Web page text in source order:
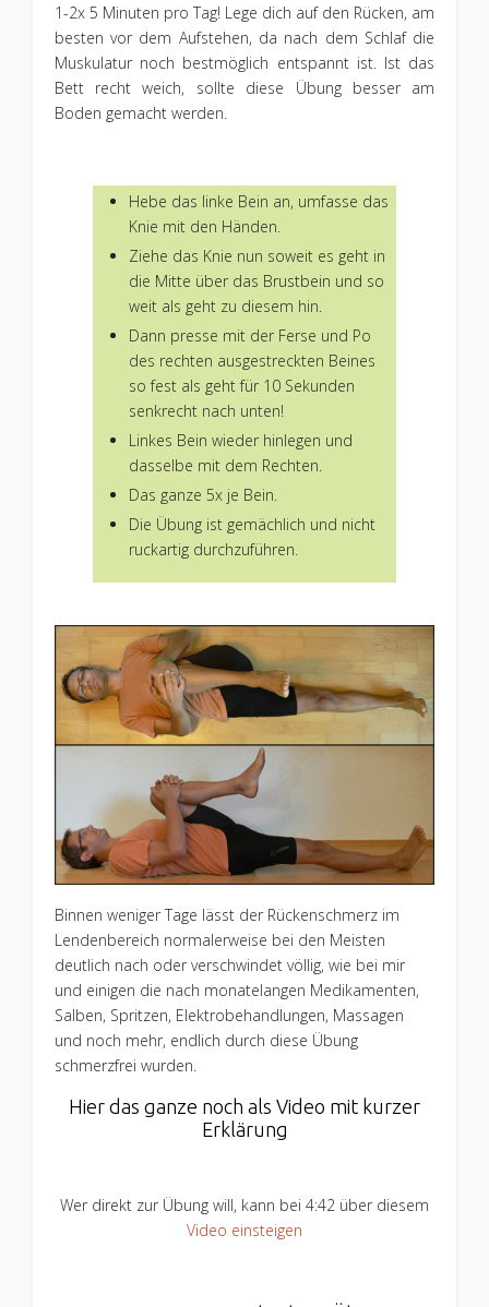
1-2x 5 Minuten pro Tag! Lege dich auf den Rücken, am
besten vor dem Aufstehen, da nach dem Schlaf die
Muskulatur noch bestmöglich entspannt ist. Ist das
Bett recht weich, sollte diese Übung besser am
Boden gemacht werden.
Hebe das linke Bein an, umfasse das
Knie mit den Händen.
Ziehe das Knie nun soweit es geht in
die Mitte über das Brustbein und so
weit als geht zu diesem hin.
Dann presse mit der Ferse und Po
des rechten ausgestreckten Beines
so fest als geht für 10 Sekunden
senkrecht nach unten!
Linkes Bein wieder hinlegen und
dasselbe mit dem Rechten.
Das ganze 5x je Bein.
Die Übung ist gemächlich und nicht
ruckartig durchzuführen.
Binnen weniger Tage lässt der Rückenschmerz im
Lendenbereich normalerweise bei den Meisten
deutlich nach oder verschwindet völlig, wie bei mir
und einigen die nach monatelangen Medikamenten,
Salben, Spritzen, Elektrobehandlungen, Massagen
und noch mehr, endlich durch diese Übung
schmerzfrei wurden.
Hier das ganze noch als Video mit kurzer
Erklärung
Wer direkt zur Übung will, kann bei 4:42 über diesem
Video einsteigen